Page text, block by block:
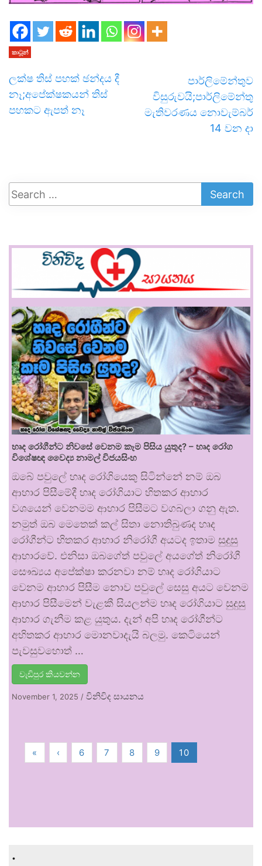
කාටූන්
ලක්ෂ තිස් පහක් ඡන්දය දී
නෑ;අපේක්ෂකයන් තිස්
පහකට ඇපත් නෑ
පාර්ලිමේන්තුව
විසුරුවයි;පාර්ලිමේන්තු
මැතිවරණය නොවැම්බර්
14 වන දා
හෘද රෝගීන්ට නිවසේ වෙනම කෑම පිසිය යුතුද? – හෘද රෝග
විශේෂඥ වෛද්‍ය නාමල් විජයසිංහ
ඔබේ පවුලේ හෘද රෝගියෙකු සිටින්නේ නම් ඔබ
ආහාර පිසීමේදී හෘද රෝගියාට හිතකර ආහාර
වශයෙන් වෙනමම ආහාර පිසීමට වගබලා ගනු ඇත.
නමුත් ඔබ මෙතෙක් කල් සිතා නොතිබුණද හෘද
රෝගීන්ට හිතකර ආහාර නිරෝගී අයටද ඉතාම සුදුසු
ආහාරවේ. එනිසා ඔබගේත් පවුලේ අයගේත් නිරෝගී
සෞඛ්‍යය අපේක්ෂා කරනවා නම් හෘද රෝගියාට
වෙනම ආහාර පිසීම නොව පවුලේ සෙසු අයට වෙනම
ආහාර පිසීමෙන් වැළකී සියලන්ම හෘද රෝගියාට සුදුසු
ආහාර ගැනීම කළ යුතුය. දැන් අපි හෘද රෝගීන්ට
අහිතකර ආහාර මොනවාදැයි බලමු. කෙටියෙන්
පැවසුවහොත් …
වැඩිපුර කියවන්න
November 1, 2025 / විනිවිද සායනය
« ‹ 6 7 8 9 10
.